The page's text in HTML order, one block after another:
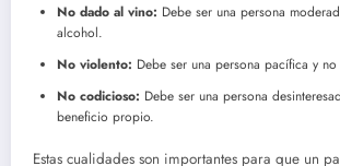
No dado al vino: Debe ser una persona
alcohol.
No violento: Debe ser una persona pacífica y
No codicioso: Debe ser una persona
beneficio propio.
Estas cualidades son importantes para que un